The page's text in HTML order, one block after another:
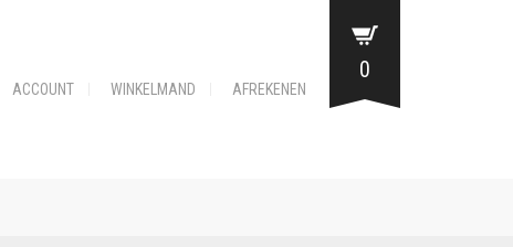
ACCOUNT WINKELMAND AFREKENEN
0